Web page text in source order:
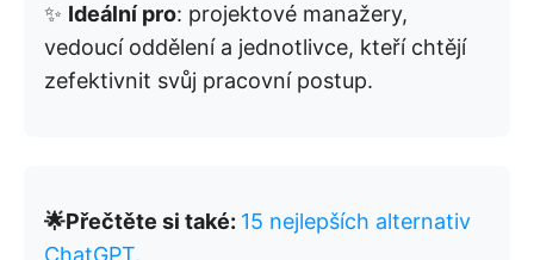
✨ Ideální pro: projektové manažery,
vedoucí oddělení a jednotlivce, kteří chtějí
zefektivnit svůj pracovní postup.
🌟Přečtěte si také: 15 nejlepších alternativ